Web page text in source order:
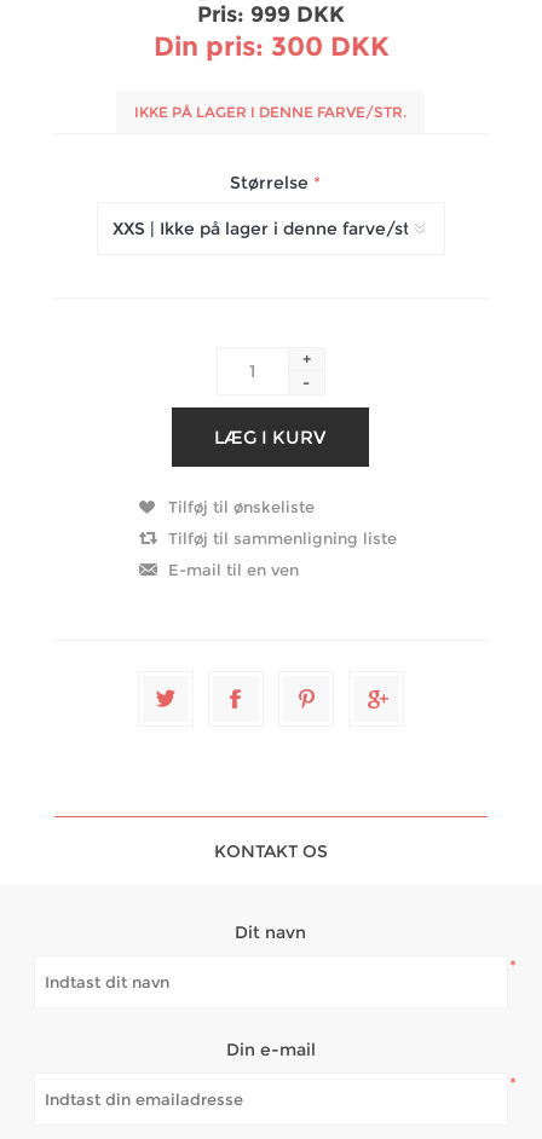
Pris: 999 DKK
Din pris: 300 DKK
IKKE PÅ LAGER I DENNE FARVE/STR.
Størrelse *
+
-
KONTAKT OS
Dit navn
*
Din e-mail
*